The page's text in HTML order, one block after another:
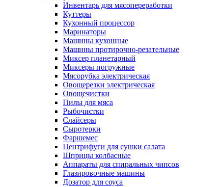
Инвентарь для мясопереработки
Куттеры
Кухонный процессор
Маринаторы
Машины кухонные
Машины протирочно-резательные
Миксер планетарный
Миксеры погружные
Мясорубка электрическая
Овощерезки электрическая
Овощечистки
Пилы для мяса
Рыбочистки
Слайсеры
Сыротерки
Фаршемес
Центрифуги для сушки салата
Шприцы колбасные
Аппараты для спиральных чипсов
Глазировочные машины
Дозатор для соуса